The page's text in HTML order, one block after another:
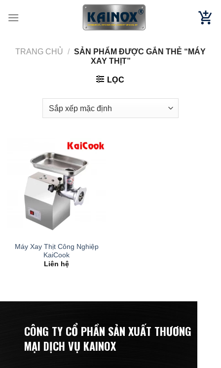
đến
TRANG CHỦ / SẢN PHẨM ĐƯỢC GẮN THẺ “MÁY
XAY THỊT”
LỌC
Máy Xay Thịt Công Nghiệp
KaiCook
Liên hệ
CÔNG TY CỔ PHẦN SẢN XUẤT THƯƠNG
MẠI DỊCH VỤ KAINOX